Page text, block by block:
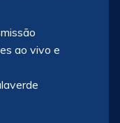
ao vivo e